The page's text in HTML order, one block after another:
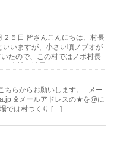
５日 皆さんこんにちは、村長
いますが、小さい頃ノブオが
たので、この村ではノボ村長
ちらからお願いします。 メー
※メールアドレスの★を@に
では村つくり […]